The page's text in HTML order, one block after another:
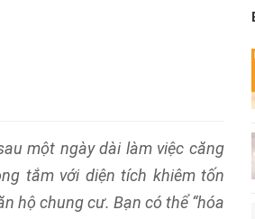
một ngày dài làm việc căng
tắm với diện tích khiêm tốn
hộ chung cư. Bạn có thể “hóa